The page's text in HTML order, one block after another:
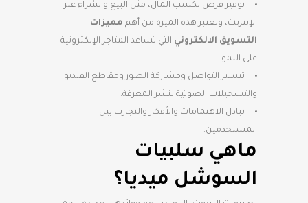
توفير فرص لكسب المال، مثل البيع والشراء عبر
الإنترنت، وتعتبر هذه الميزة من أهم مميزات
التسويق الالكتروني التي تساعد المتاجر الإلكترونية
على النمو.
تيسير التواصل ومشاركة الصور ومقاطع الفيديو
والتسجيلات الصوتية لنشر المعرفة.
تبادل الاهتمامات والأفكار والتجارب بين
المستخدمين.
ماهي سلبيات
السوشل ميديا؟